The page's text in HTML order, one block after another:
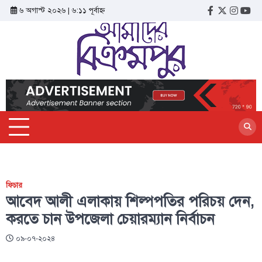
৬ অগাস্ট ২০২৬ | ৬:১১ পূর্বাহ্ন
ফিচার
আবেদ আলী এলাকায় শিল্পপতির পরিচয় দেন,
করতে চান উপজেলা চেয়ারম্যান নির্বাচন
০৯-০৭-২০২৪